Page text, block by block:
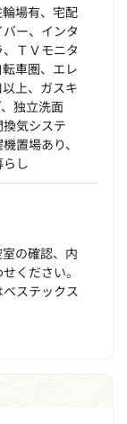
場有、宅配
ー、インタ
ＴＶモニタ
車圏、エレ
上、ガスキ
独立洗面
気システ
置場あり、
し
の確認、内
ください。
ステックス